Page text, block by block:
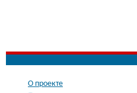
О проекте